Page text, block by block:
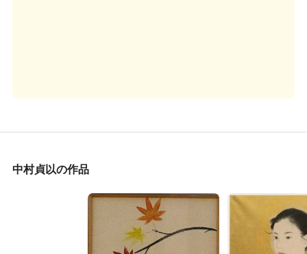
中村貞以の作品